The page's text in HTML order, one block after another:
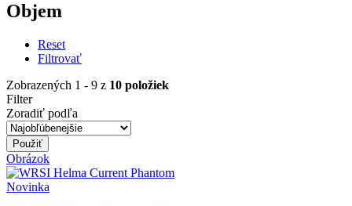
Objem
Reset
Filtrovať
Zobrazených 1 - 9 z 10 položiek
Filter
Zoradiť podľa
Obrázok
Novinka